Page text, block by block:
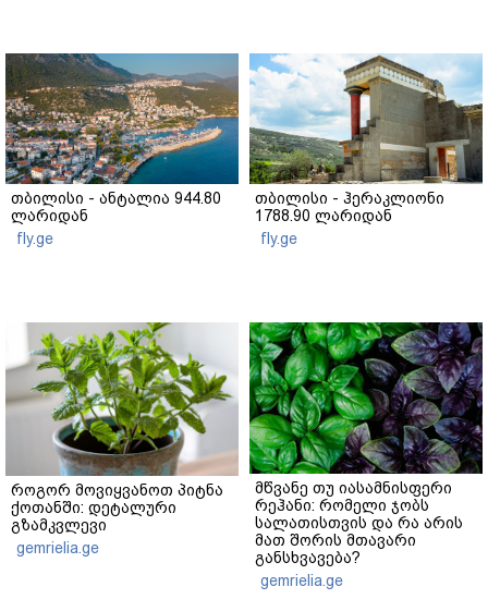
თბილისი - ანტალია 944.80
ლარიდან
fly.ge
თბილისი - ჰერაკლიონი
1788.90 ლარიდან
fly.ge
როგორ მოვიყვანოთ პიტნა
ქოთანში: დეტალური
გზამკვლევი
gemrielia.ge
მწვანე თუ იასამნისფერი
რეჰანი: რომელი ჯობს
სალათისთვის და რა არის
მათ შორის მთავარი
განსხვავება?
gemrielia.ge